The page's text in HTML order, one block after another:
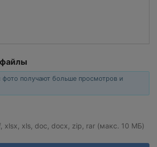
фото получают больше просмотров и
xlsx, xls, doc, docx, zip, rar (макс. 10 МБ)